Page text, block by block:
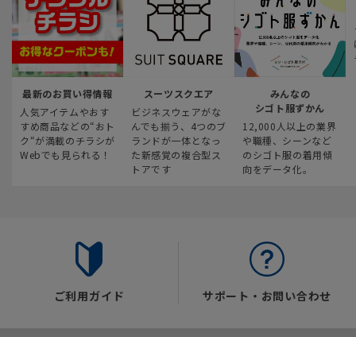
最新のお買い得情報
人気アイテムやおす
すめ商品などの“おト
ク“が満載のチラシが
Webでも見られる！
スーツスクエア
ビジネスウェアがな
んでも揃う、4つのブ
ランドが一体となっ
た新感覚の複合型ス
トアです
みんなの
シゴト服ずかん
12,000人以上の業界
や職種、シーンなど
のシゴト服の着用傾
向をデータ化。
ご利用ガイド サポート・お問い合わせ